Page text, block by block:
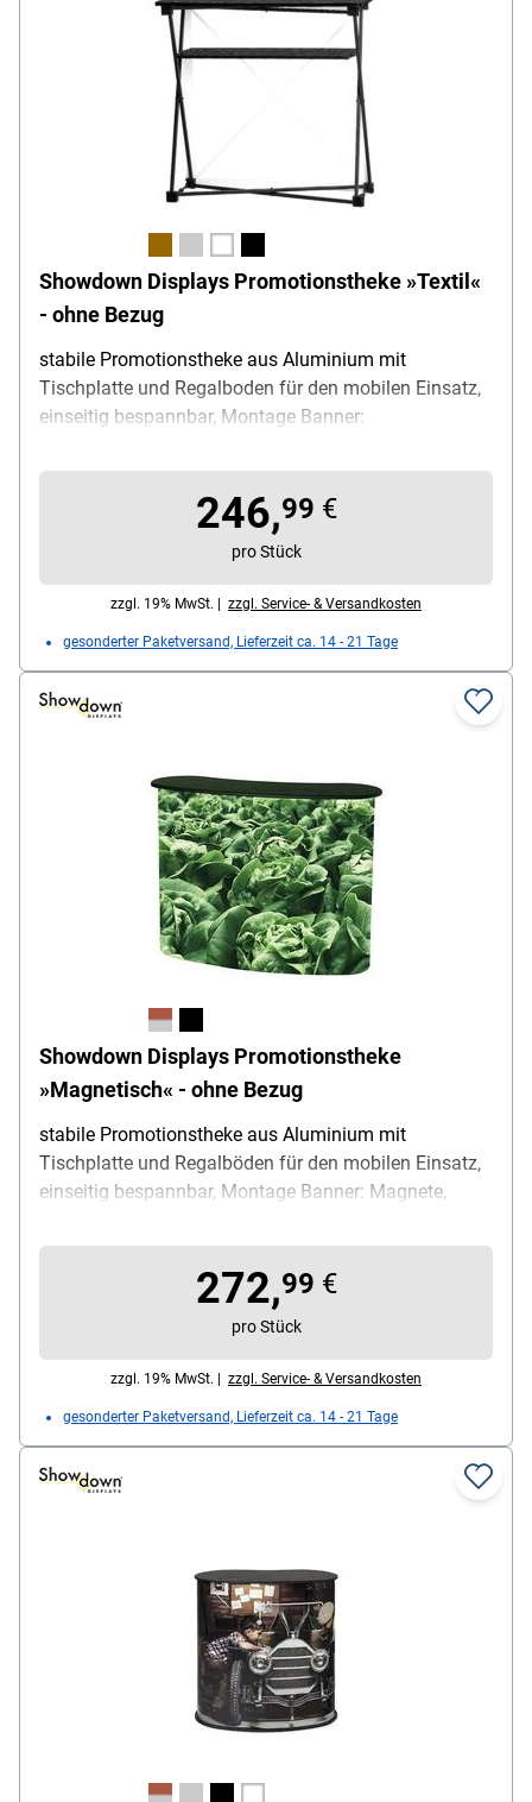
Showdown Displays Promotionstheke »Textil«
- ohne Bezug
stabile Promotionstheke aus Aluminium mit
Tischplatte und Regalboden für den mobilen Einsatz,
einseitig bespannbar, Montage Banner:
Zusammenstecken, Produktvorteil: schneller
werkzeugloser Aufbau / viel Stauraum durch
zusätzlichen Regalboden / Bezug leicht austauschbar,
Material Rahmen: Aluminium, Maße (B/T/H): 100 / 32
/ 100 cm, Gewicht: 18 kg, Lieferumfang:
Promotionstheke (nur Gestell ohne Bezug) /
Tischplatte / Regalboden / Transportkoffer mit Rollen
246,99 €
pro Stück
zzgl. 19% MwSt. | zzgl. Service- & Versandkosten
gesonderter Paketversand, Lieferzeit ca. 14 - 21 Tage
Showdown Displays Promotionstheke
»Magnetisch« - ohne Bezug
stabile Promotionstheke aus Aluminium mit
Tischplatte und Regalböden für den mobilen Einsatz,
einseitig bespannbar, Montage Banner: Magnete,
Produktvorteil: schneller werkzeugloser Aufbau / viel
Stauraum durch einlegbare Regalböden, Material
Rahmen: Aluminium, Maße (B/T/H): 126 / 41 / 97 cm,
Gewicht: 17.5 kg, Lieferumfang: Promotionstheke (nur
Gestell ohne Bezug) / Tischplatte / Regalböden /
Transporttaschen
272,99 €
pro Stück
zzgl. 19% MwSt. | zzgl. Service- & Versandkosten
gesonderter Paketversand, Lieferzeit ca. 14 - 21 Tage